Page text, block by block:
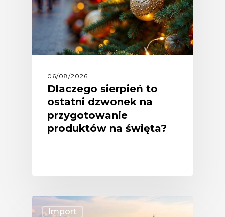
06/08/2026
Dlaczego sierpień to
ostatni dzwonek na
przygotowanie
produktów na święta?
Import